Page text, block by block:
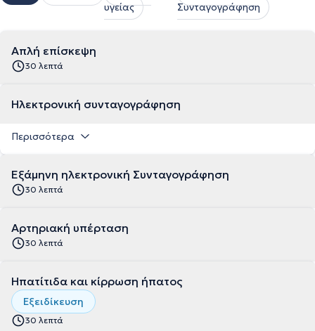
υγείας
Συνταγογράφηση
Απλή επίσκεψη
30 λεπτά
Ηλεκτρονική συνταγογράφηση
Περισσότερα
Εξάμηνη ηλεκτρονική Συνταγογράφηση
30 λεπτά
Αρτηριακή υπέρταση
30 λεπτά
Ηπατίτιδα και κίρρωση ήπατος
Εξειδίκευση
30 λεπτά